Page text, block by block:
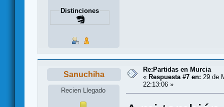
Distinciones
Sanuchiha
Recien Llegado
Re:Partidas en Murcia
« Respuesta #7 en: 29 de
22:13:06 »